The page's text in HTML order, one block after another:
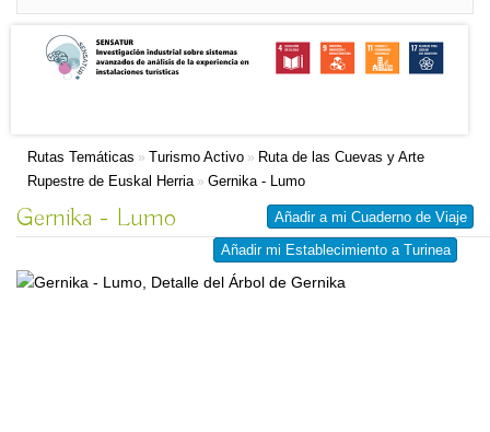
Rutas Temáticas » Turismo Activo » Ruta de las Cuevas y Arte
Rupestre de Euskal Herria» Gernika - Lumo
Añadir a mi Cuaderno de Viaje
Añadir mi Establecimiento a Turinea
Gernika - Lumo